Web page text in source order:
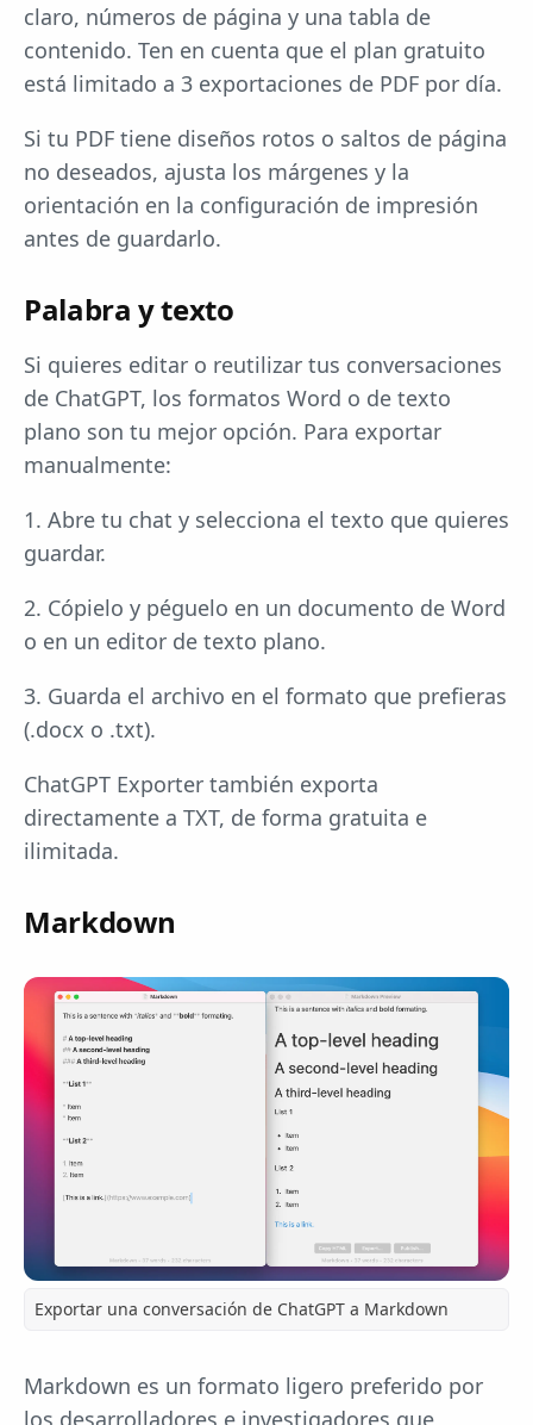
claro, números de página y una tabla de
contenido. Ten en cuenta que el plan gratuito
está limitado a 3 exportaciones de PDF por día.
Si tu PDF tiene diseños rotos o saltos de página
no deseados, ajusta los márgenes y la
orientación en la configuración de impresión
antes de guardarlo.
Palabra y texto
Si quieres editar o reutilizar tus conversaciones
de ChatGPT, los formatos Word o de texto
plano son tu mejor opción. Para exportar
manualmente:
1. Abre tu chat y selecciona el texto que quieres
guardar.
2. Cópielo y péguelo en un documento de Word
o en un editor de texto plano.
3. Guarda el archivo en el formato que prefieras
(.docx o .txt).
ChatGPT Exporter también exporta
directamente a TXT, de forma gratuita e
ilimitada.
Markdown
Exportar una conversación de ChatGPT a Markdown
Markdown es un formato ligero preferido por
los desarrolladores e investigadores que